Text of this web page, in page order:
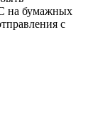
на бумажных
с